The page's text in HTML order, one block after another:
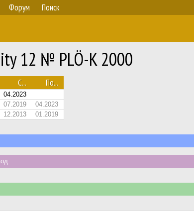
Форум Поиск
12 № PLÖ-K 2000
С... По...
04.2023
07.2019 04.2023
12.2013 01.2019